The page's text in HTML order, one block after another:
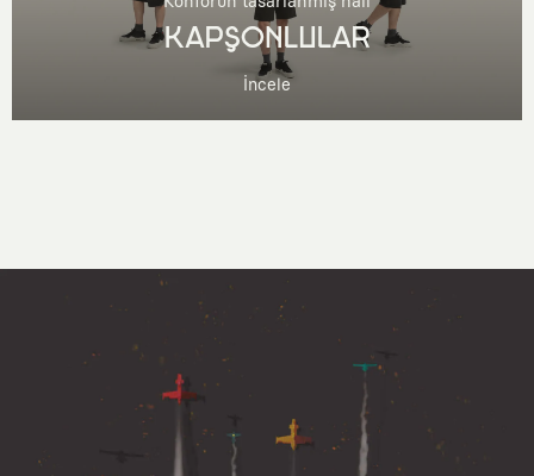
KAPŞONLULAR
İncele